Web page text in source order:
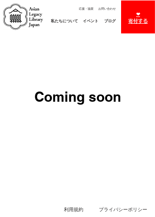
私たちについて
応援・協賛 お問い合わせ
イベント ブログ
❤︎
​寄付する
Coming soon
利用規約 プライバシーポリシー